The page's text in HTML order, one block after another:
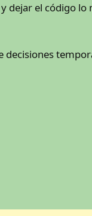
dejar el código
decisiones